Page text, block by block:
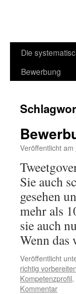
Die
Bewerbung
Veröffentlicht am
Sie auch
gesehen
mehr als
sie auch
Wenn
Veröffentlicht
richtig vorbereiten
Kompetenzprofil,
Kommentar